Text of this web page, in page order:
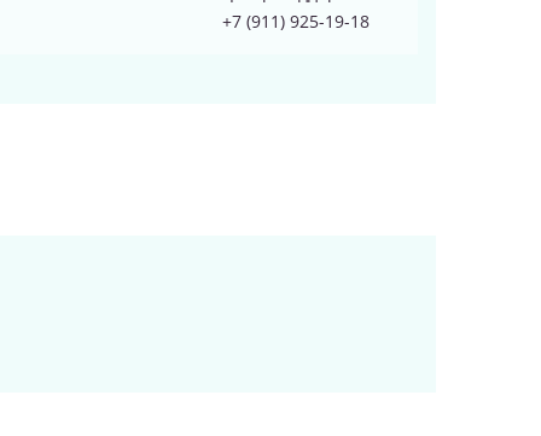
+7 (911) 925-19-18